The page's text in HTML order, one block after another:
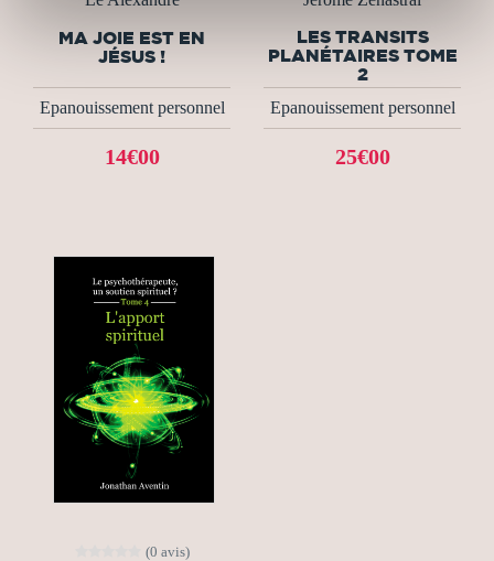
MA JOIE EST EN
JÉSUS !
Epanouissement personnel
14€00
LES TRANSITS
PLANÉTAIRES TOME
2
Epanouissement personnel
25€00
(0 avis)